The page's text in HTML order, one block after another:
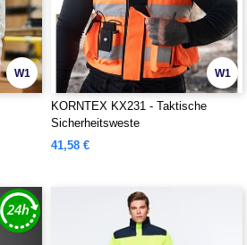
W1 W1
KORNTEX KX231 - Taktische
Sicherheitsweste
41,58 €